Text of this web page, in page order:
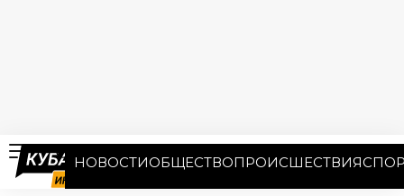
НОВОСТИОБЩЕСТВОПРОИСШЕСТВИЯ